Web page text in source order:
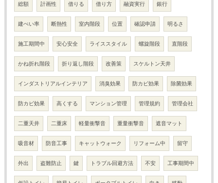
総額 計画性 借りる 借り方 融資実行 銀行
建ぺい率 断熱性 室内階段 位置 確認申請 明るさ
施工期間中 安心安全 ライススタイル 螺旋階段 直階段
かね折れ階段 折り返し階段 改善策 スケルトン天井
インダストリアルインテリア 消臭効果 防カビ効果 除菌効果
防カビ効果 高くする マンション管理 管理規約 管理会社
二重天井 二重床 軽量衝撃音 重量衝撃音 遮音マット
吸音材 防音工事 キャットウォーク リフォーム中 留守
外出 盗難防止 鍵 トラブル回避方法 不安 工事期間中